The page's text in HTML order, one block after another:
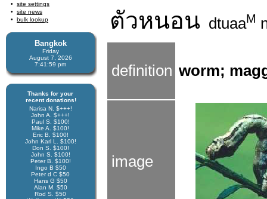
site settings
site news
bulk lookup
Bangkok
Friday
August 7, 2026
7:42:00 pm
Thanks for your
recent donations!
Narisa N. $+++!
John A. $+++!
Paul S. $100!
Mike A. $100!
Eric B. $100!
John Karl L. $100!
Don S. $100!
John S. $100!
Peter B. $100!
Ingo B $50
Peter d C $50
Hans G $50
Alan M. $50
Rod S. $50
ตัวหนอน dtuaaM
definition worm;
image